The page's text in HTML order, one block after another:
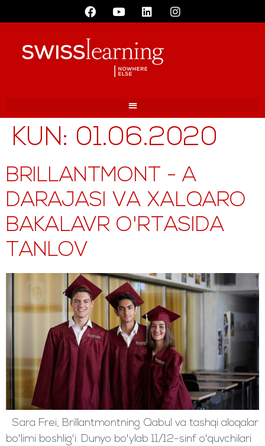
KUN: 01.06.2020
BRILLANTMONT - A
DARAJASI VA XALQARO
BAKALAVR O'RTASIDA
TANLOV
Sara Frei, Brillantmontning Qabul va tashqi aloqalar
bo'limi boshlig'i. Dunyo bo'ylab 11/12-sinf o'quvchilari